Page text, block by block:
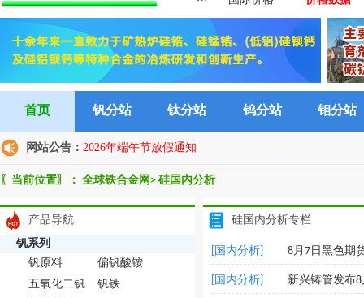
首页 钒分站 钛分站 钨分站 钼分站
网站公告： 2026年端午节放假通知
〖当前位置〗： 全球铁合金网 > 硅国内分析
产品导航
钒系列
钒原料
偏钒酸铵
五氧化二钒
钒铁
硅国内分析专栏
[国内分析] 8月7日黑色期
[国内分析] 新兴铸管发布